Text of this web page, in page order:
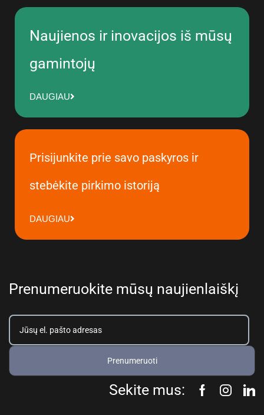
Naujienos ir inovacijos iš mūsų
gamintojų
DAUGIAU
Prisijunkite prie savo paskyros ir
stebėkite pirkimo istoriją
DAUGIAU
Prenumeruokite mūsų naujienlaiškį
Prenumeruoti
Sekite mus: